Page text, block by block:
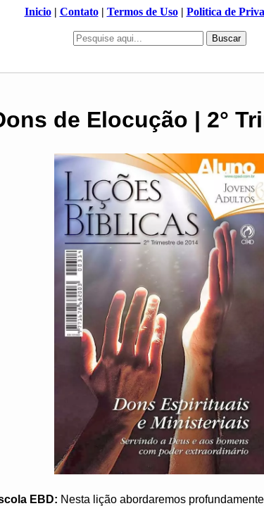
Inicio| Contato| Termos de Uso| Politica de
Buscar
de Elocução | 2°
EBD: Nesta lição abordaremos